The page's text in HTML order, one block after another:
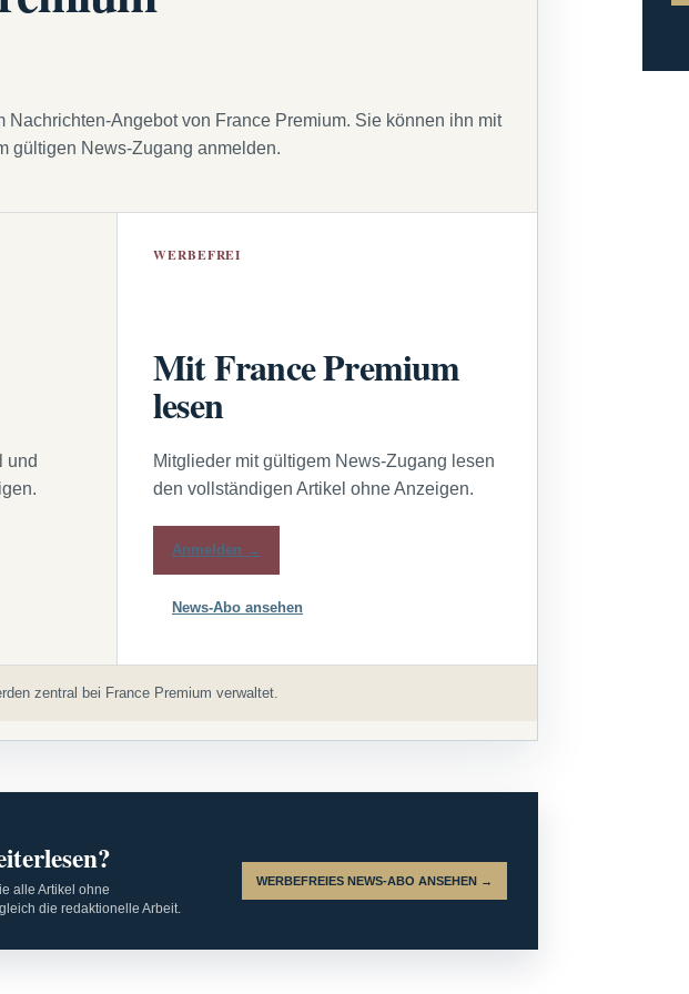
Nachrichten-Angebot von France Premium. Sie können ihn mit
gültigen News-Zugang anmelden.
und
WERBEFREI
Mit France Premium
lesen
Mitglieder mit gültigem News-Zugang lesen
den vollständigen Artikel ohne Anzeigen.
Anmelden →
News-Abo ansehen
zentral bei France Premium verwaltet.
alle Artikel ohne
die redaktionelle Arbeit.
WERBEFREIES NEWS-ABO ANSEHEN →